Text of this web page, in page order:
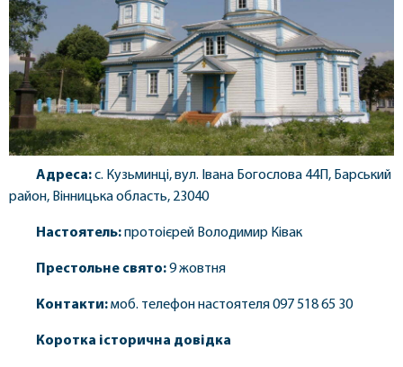
Адреса:с. Кузьминці, вул. Івана Богослова 44П, Барський
район, Вінницька область, 23040
Настоятель:протоієрей Володимир Ківак
Престольне свято:9 жовтня
Контакти:моб. телефон настоятеля 097 518 65 30
Коротка історична довідка